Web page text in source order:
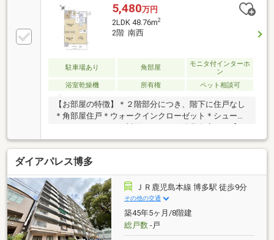
5,480万円
2LDK 48.76m2
2階 南西
駐車場あり 角部屋
モニタ付インターホ
ン
浴室乾燥機
所有権 ペット相談可
【お部屋の特徴】＊２階部分につき、階下に住戸なし
＊角部屋住戸＊ウォークインクローゼット＊シューズ
インクローゼット＊対面キッチン＊備蓄倉庫あり【マ
ンションの特徴】＊空港線・七隈線・ＪＲ「博多」駅
まで徒歩７分！＊エントランス・エレベータホール・
玄関前のトリプルセキュリティ＊IoT導入マンション
＊２４時間監視システムあり＊２４時間ゴミ出し可能
（※年末年始を除く）＊ペット２匹飼育可（規約によ
る）＊二重床・二重天井＊宅配ボックスあり
ダイアパレス博多
ＪＲ鹿児島本線 博多駅 徒歩9分
その他の交通
築45年5ヶ月/8階建
総戸数-戸